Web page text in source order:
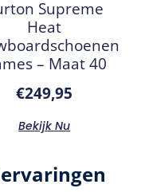
Supreme
Heat
– Maat 40
€249,95
Bekijk Nu